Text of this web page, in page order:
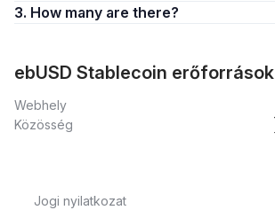
3. How many are there?
ebUSD Stablecoin erőforrások
Webhely
Közösség
Jogi nyilatkozat